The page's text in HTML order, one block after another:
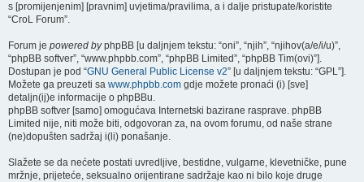
s [promijenjenim] [pravnim] uvjetima/pravilima, a i dalje pristupate/koristite
“CroL Forum”.
Forum je powered byphpBB [u daljnjem tekstu: “oni”, “njih”, “njihov(a/e/i/u)”,
“phpBB softver”, “www.phpbb.com”, “phpBB Limited”, “phpBB Tim(ovi)”].
Dostupan je pod “GNU General Public License v2” [u daljnjem tekstu: “GPL”].
Možete ga preuzeti sa www.phpbb.com gdje možete pronaći (i) [sve]
detaljn(ij)e informacije o phpBBu.
phpBB softver [samo] omogućava Internetski bazirane rasprave. phpBB
Limited nije, niti može biti, odgovoran za, na ovom forumu, od naše strane
(ne)dopušten sadržaj i(li) ponašanje.
Slažete se da nećete postati uvredljive, bestidne, vulgarne, klevetničke, pune
mržnje, prijeteće, seksualno orijentirane sadržaje kao ni bilo koje druge